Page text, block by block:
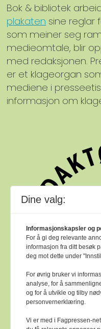
Bok & bibliotek
plakaten sine reglar
som meiner seg
medieomtale, blir
med redaksjonen.
er et klageorgan
mediene i
informasjon om
Dine valg:
Informasjonskapsler og
For å gi deg relevante
informasjon fra ditt besøk
deg mot dette under
For øvrig bruker vi
analyse, for å
og for å utvikle og tilby
personvernerklæring.
Vi er med i Fagpressen-